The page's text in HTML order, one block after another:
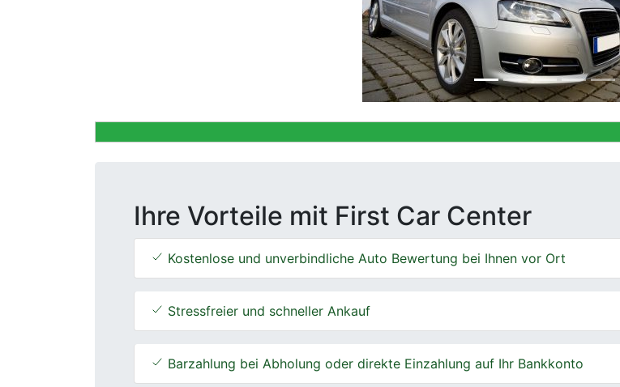
Ihre Vorteile mit First Car Center
Kostenlose und unverbindliche Auto Bewertung bei Ihnen vor Ort
Stressfreier und schneller Ankauf
Barzahlung bei Abholung oder direkte Einzahlung auf Ihr Bankkonto